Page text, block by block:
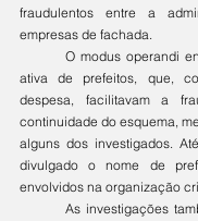
fraudulentos entre a
empresas de fachada.
ativa de prefeitos, que,
despesa, facilitavam a
continuidade do esquema,
alguns dos investigados.
divulgado o nome de
envolvidos na organização